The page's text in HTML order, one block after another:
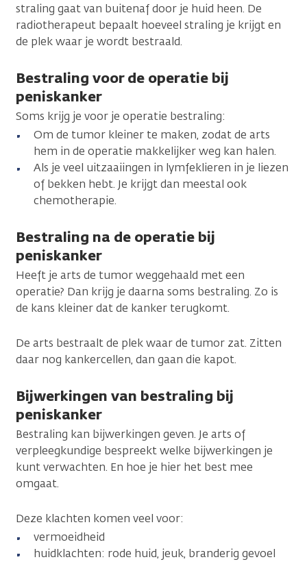
straling gaat van buitenaf door je huid heen. De
radiotherapeut bepaalt hoeveel straling je krijgt en
de plek waar je wordt bestraald.
Bestraling voor de operatie bij
peniskanker
Soms krijg je voor je operatie bestraling:
Om de tumor kleiner te maken, zodat de arts
hem in de operatie makkelijker weg kan halen.
Als je veel uitzaaiingen in lymfeklieren in je liezen
of bekken hebt. Je krijgt dan meestal ook
chemotherapie.
Bestraling na de operatie bij
peniskanker
Heeft je arts de tumor weggehaald met een
operatie? Dan krijg je daarna soms bestraling. Zo is
de kans kleiner dat de kanker terugkomt.
De arts bestraalt de plek waar de tumor zat. Zitten
daar nog kankercellen, dan gaan die kapot.
Bijwerkingen van bestraling bij
peniskanker
Bestraling kan bijwerkingen geven. Je arts of
verpleegkundige bespreekt welke bijwerkingen je
kunt verwachten. En hoe je hier het best mee
omgaat.
Deze klachten komen veel voor:
vermoeidheid
huidklachten: rode huid, jeuk, branderig gevoel